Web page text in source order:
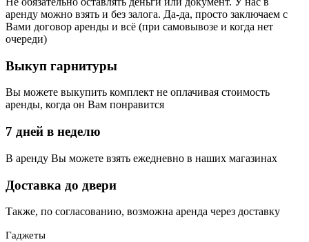
аренду можно взять и без залога. Да-да, просто заключаем с
Вами договор аренды и всё (при самовывозе и когда нет
очереди)
Выкуп гарнитуры
Вы можете выкупить комплект не оплачивая стоимость
аренды, когда он Вам понравится
7 дней в неделю
В аренду Вы можете взять ежедневно в наших магазинах
Доставка до двери
Также, по согласованию, возможна аренда через доставку
Гаджеты